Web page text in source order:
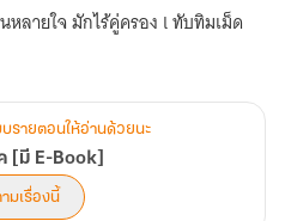
Book]
ลายใจ มักไร้คู่ครอง l ทับทิมเม็ด
รายตอนให้อ่านด้วยนะ
[มี E-Book]
มเรื่องนี้